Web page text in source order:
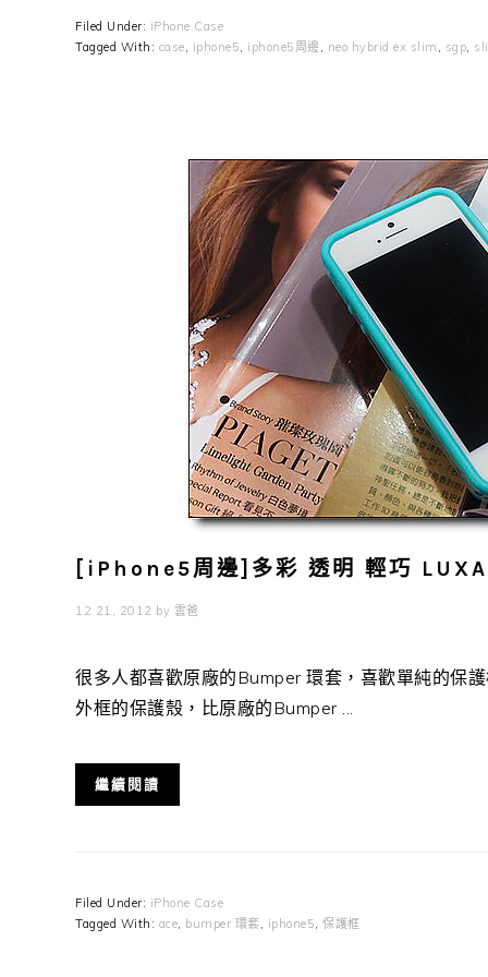
Filed Under: iPhone Case
Tagged With: case, iphone5, iphone5周邊 , neo hybrid ex slim , sgp,
[iPhone5周邊]多彩 透明 輕巧
12 21, 2012 by 雲爸
很多人都喜歡原廠的Bumper 環套，喜歡單純的保
外框的保護殼，比原廠的Bumper ...
繼續閱讀
Filed Under: iPhone Case
Tagged With: ace, bumper 環套 , iphone5, 保護框